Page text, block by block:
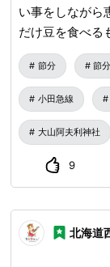
い事をしながら
だけ豆を食べる
に暮らせるよう
節分 節
小田急線
大山阿夫利神社
9
北海道